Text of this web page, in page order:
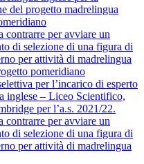
del progetto madrelingua
contrarre per avviare un
di selezione di una figura di
per attività di madrelingua
pomeridiano
per l’incarico di esperto
inglese – Liceo Scientifico,
per l’a.s. 2021/22.
contrarre per avviare un
di selezione di una figura di
per attività di madrelingua